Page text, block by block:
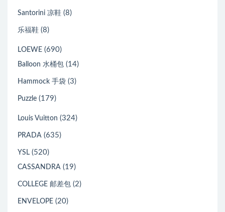
Santorini 凉鞋 (8)
乐福鞋 (8)
LOEWE (690)
Balloon 水桶包 (14)
Hammock 手袋 (3)
Puzzle (179)
Louis Vuitton (324)
PRADA (635)
YSL (520)
CASSANDRA (19)
COLLEGE 邮差包 (2)
ENVELOPE (20)